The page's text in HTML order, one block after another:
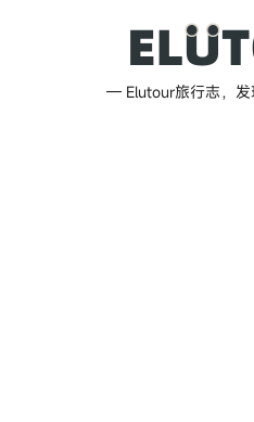
Elutour— Elutour旅行志，发